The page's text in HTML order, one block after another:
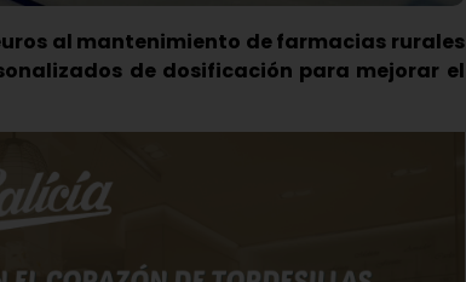
al mantenimiento de farmacias rurales
de dosificación para mejorar el